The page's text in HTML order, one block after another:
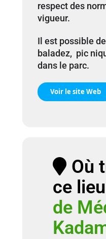
respect des
vigueur.
Il est possible
baladez, pic
dans le parc.
Voir le site Web
Où
ce
de